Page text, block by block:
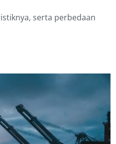
serta perbedaan